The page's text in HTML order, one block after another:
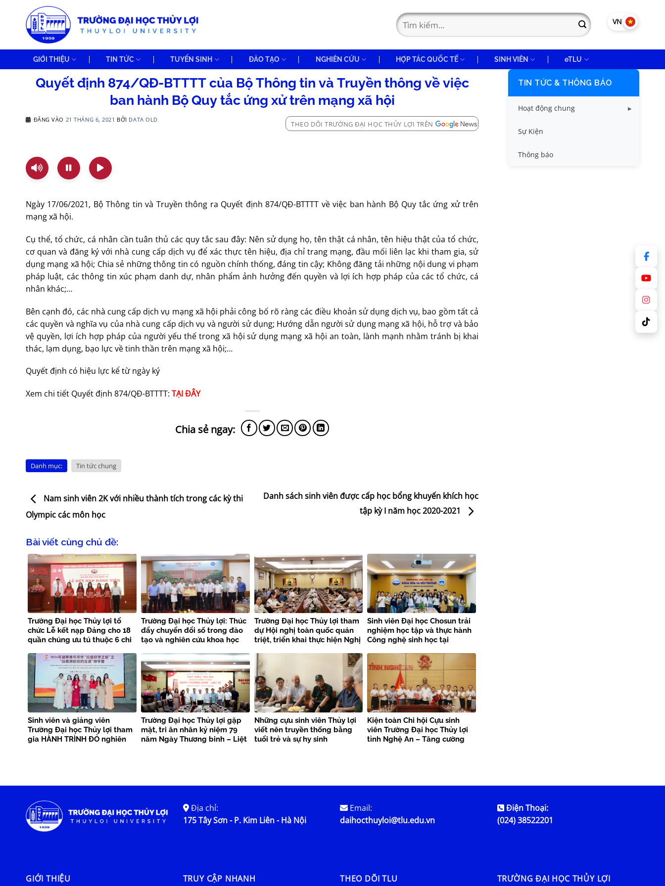
VN EN
GIỚI THIỆU TIN TỨC TUYỂN SINH ĐÀO TẠO NGHIÊN CỨU HỢP TÁC QUỐC TẾ SINH VIÊN eTLU
Quyết định 874/QĐ-BTTTT của Bộ Thông tin và Truyền thông về việc
ban hành Bộ Quy tắc ứng xử trên mạng xã hội
ĐĂNG VÀO 21 THÁNG 6, 2021 BỞI DATA OLD
THEO DÕI TRƯỜNG ĐẠI HỌC THỦY LỢI TRÊN
Ngày 17/06/2021, Bộ Thông tin và Truyền thông ra Quyết định 874/QĐ-BTTTT về việc ban hành Bộ Quy tắc ứng xử trên
mạng xã hội.
Cụ thể, tổ chức, cá nhân cần tuân thủ các quy tắc sau đây: Nên sử dụng họ, tên thật cá nhân, tên hiệu thật của tổ chức,
cơ quan và đăng ký với nhà cung cấp dịch vụ để xác thực tên hiệu, địa chỉ trang mạng, đầu mối liên lạc khi tham gia, sử
dụng mạng xã hội; Chia sẻ những thông tin có nguồn chính thống, đáng tin cậy; Không đăng tải những nội dung vi phạm
pháp luật, các thông tin xúc phạm danh dự, nhân phẩm ảnh hưởng đến quyền và lợi ích hợp pháp của các tổ chức, cá
nhân khác;…
Bên cạnh đó, các nhà cung cấp dịch vụ mạng xã hội phải công bố rõ ràng các điều khoản sử dụng dịch vụ, bao gồm tất cả
các quyền và nghĩa vụ của nhà cung cấp dịch vụ và người sử dụng; Hướng dẫn người sử dụng mạng xã hội, hỗ trợ và bảo
vệ quyền, lợi ích hợp pháp của người yếu thế trong xã hội sử dụng mạng xã hội an toàn, lành mạnh nhằm tránh bị khai
thác, lạm dụng, bạo lực về tinh thần trên mạng xã hội;…
Quyết định có hiệu lực kể từ ngày ký
Xem chi tiết Quyết định 874/QĐ-BTTTT: TẠI ĐÂY
Danh mục: Tin tức chung
Nam sinh viên 2K với nhiều thành tích trong các kỳ thi
Olympic các môn học
Danh sách sinh viên được cấp học bổng khuyến khích học
tập kỳ I năm học 2020-2021
Bài viết cùng chủ đề:
Trường Đại học Thủy lợi tổ
chức Lễ kết nạp Đảng cho 18
quần chúng ưu tú thuộc 6 chi
Trường Đại học Thủy lợi: Thúc
đẩy chuyển đổi số trong đào
tạo và nghiên cứu khoa học
Trường Đại học Thủy lợi tham
dự Hội nghị toàn quốc quán
triệt, triển khai thực hiện Nghị
khóa XIV
Sinh viên Đại học Chosun trải
nghiệm học tập và thực hành
Công nghệ sinh học tại
Sinh viên và giảng viên
Trường Đại học Thủy lợi tham
gia HÀNH TRÌNH ĐỎ nghiên
2026
Trường Đại học Thủy lợi gặp
mặt, tri ân nhân kỷ niệm 79
năm Ngày Thương binh – Liệt
Những cựu sinh viên Thủy lợi
viết nên truyền thống bằng
tuổi trẻ và sự hy sinh
Kiện toàn Chi hội Cựu sinh
viên Trường Đại học Thủy lợi
tỉnh Nghệ An – Tăng cường
TIN TỨC & THÔNG BÁO
Hoạt động chung
Tin công tác sinh viên
Tin đào tạo
Sự Kiện
Thông báo
Địa chỉ:
175 Tây Sơn - P. Kim Liên - Hà Nội
Email:
daihocthuyloi@tlu.edu.vn
Điện Thoại:
(024) 38522201
GIỚI THIỆU TRUY CẬP NHANH THEO DÕI TLU TRƯỜNG ĐẠI HỌC THỦY LỢI